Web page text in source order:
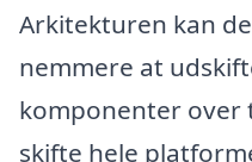
Arkitekturen kan
nemmere at
komponenter over
skifte hele